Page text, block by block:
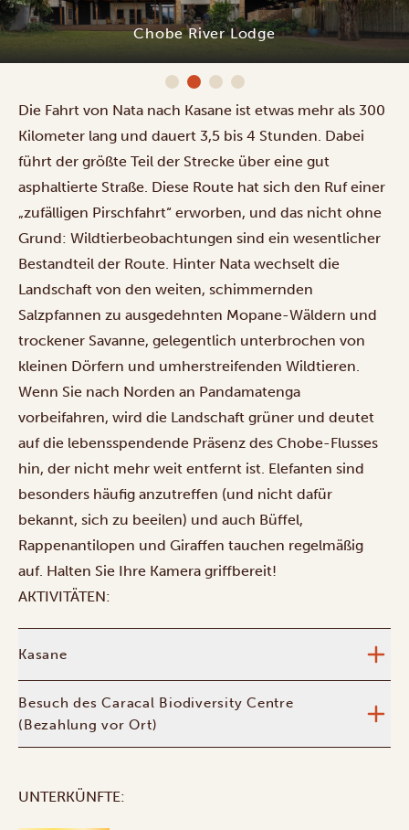
Chobe River Lodge
Die Fahrt von Nata nach Kasane ist etwas mehr als 300
Kilometer lang und dauert 3,5 bis 4 Stunden. Dabei
führt der größte Teil der Strecke über eine gut
asphaltierte Straße. Diese Route hat sich den Ruf einer
„zufälligen Pirschfahrt“ erworben, und das nicht ohne
Grund: Wildtierbeobachtungen sind ein wesentlicher
Bestandteil der Route. Hinter Nata wechselt die
Landschaft von den weiten, schimmernden
Salzpfannen zu ausgedehnten Mopane-Wäldern und
trockener Savanne, gelegentlich unterbrochen von
kleinen Dörfern und umherstreifenden Wildtieren.
Wenn Sie nach Norden an Pandamatenga
vorbeifahren, wird die Landschaft grüner und deutet
auf die lebensspendende Präsenz des Chobe-Flusses
hin, der nicht mehr weit entfernt ist. Elefanten sind
besonders häufig anzutreffen (und nicht dafür
bekannt, sich zu beeilen) und auch Büffel,
Rappenantilopen und Giraffen tauchen regelmäßig
auf. Halten Sie Ihre Kamera griffbereit!
AKTIVITÄTEN:
Kasane
Besuch des Caracal Biodiversity Centre
(Bezahlung vor Ort)
UNTERKÜNFTE: